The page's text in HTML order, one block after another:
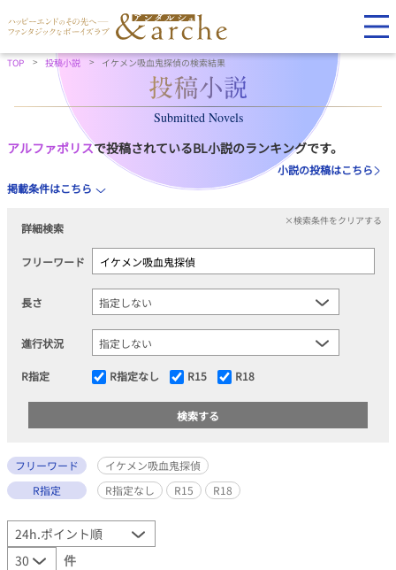
TOP 投稿小説 イケメン吸血鬼探偵の検索結果
Submitted Novels
アルファポリスで投稿されているBL小説のランキングです。
小説の投稿はこちら
掲載条件はこちら
詳細検索
×検索条件をクリアする
フリーワード
長さ
進行状況
R指定 R指定なし R15 R18
フリーワード
イケメン吸血鬼探偵
R指定
R指定なし R15 R18
件